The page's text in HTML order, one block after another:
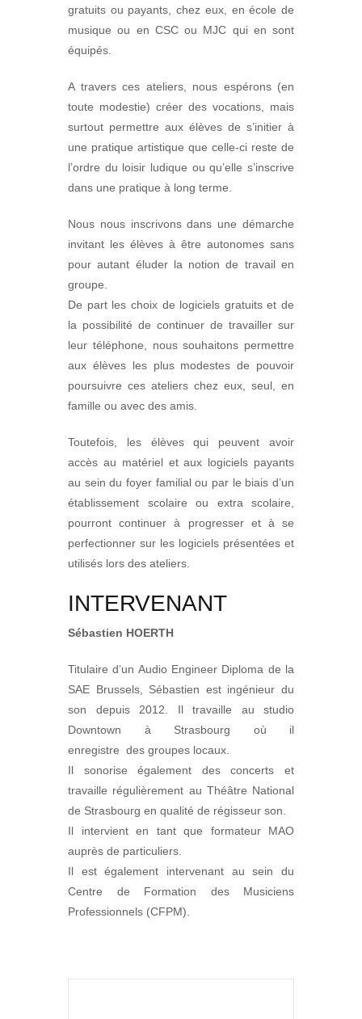
gratuits ou payants, chez eux, en école de
musique ou en CSC ou MJC qui en sont
équipés.
A travers ces ateliers, nous espérons (en
toute modestie) créer des vocations, mais
surtout permettre aux élèves de s’initier à
une pratique artistique que celle-ci reste de
l’ordre du loisir ludique ou qu’elle s’inscrive
dans une pratique à long terme.
Nous nous inscrivons dans une démarche
invitant les élèves à être autonomes sans
pour autant éluder la notion de travail en
groupe.
De part les choix de logiciels gratuits et de
la possibilité de continuer de travailler sur
leur téléphone, nous souhaitons permettre
aux élèves les plus modestes de pouvoir
poursuivre ces ateliers chez eux, seul, en
famille ou avec des amis.
Toutefois, les élèves qui peuvent avoir
accès au matériel et aux logiciels payants
au sein du foyer familial ou par le biais d’un
établissement scolaire ou extra scolaire,
pourront continuer à progresser et à se
perfectionner sur les logiciels présentées et
utilisés lors des ateliers.
INTERVENANT
Sébastien HOERTH
Titulaire d’un Audio Engineer Diploma de la
SAE Brussels, Sébastien est ingénieur du
son depuis 2012. Il travaille au studio
Downtown à Strasbourg où il
enregistre des groupes locaux.
Il sonorise également des concerts et
travaille régulièrement au Théâtre National
de Strasbourg en qualité de régisseur son.
Il intervient en tant que formateur MAO
auprès de particuliers.
Il est également intervenant au sein du
Centre de Formation des Musiciens
Professionnels (CFPM).